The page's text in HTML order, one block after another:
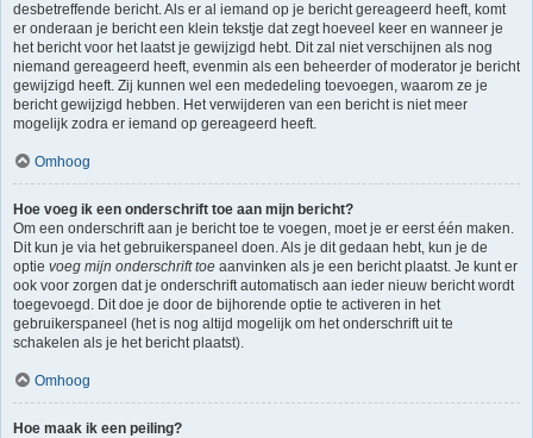
desbetreffende bericht. Als er al iemand op je bericht gereageerd heeft, komt
er onderaan je bericht een klein tekstje dat zegt hoeveel keer en wanneer je
het bericht voor het laatst je gewijzigd hebt. Dit zal niet verschijnen als nog
niemand gereageerd heeft, evenmin als een beheerder of moderator je bericht
gewijzigd heeft. Zij kunnen wel een mededeling toevoegen, waarom ze je
bericht gewijzigd hebben. Het verwijderen van een bericht is niet meer
mogelijk zodra er iemand op gereageerd heeft.
Omhoog
Hoe voeg ik een onderschrift toe aan mijn bericht?
Om een onderschrift aan je bericht toe te voegen, moet je er eerst één maken.
Dit kun je via het gebruikerspaneel doen. Als je dit gedaan hebt, kun je de
optie voeg mijn onderschrift toe aanvinken als je een bericht plaatst. Je kunt er
ook voor zorgen dat je onderschrift automatisch aan ieder nieuw bericht wordt
toegevoegd. Dit doe je door de bijhorende optie te activeren in het
gebruikerspaneel (het is nog altijd mogelijk om het onderschrift uit te
schakelen als je het bericht plaatst).
Omhoog
Hoe maak ik een peiling?